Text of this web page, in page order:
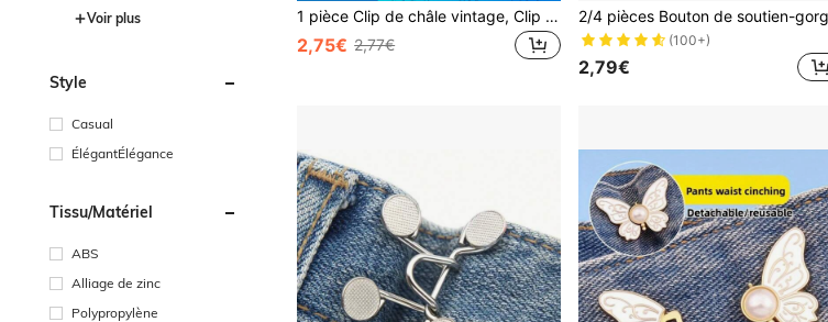
Voir plus
Style
Casual
ÉlégantÉlégance
Tissu/matériel
ABS
Alliage de zinc
Polypropylène
1 pièce Clip de châle vintage, Clip de col de cardigan rétro pour femmes, Broche de chemise robe
2,75€ 2,77€ (100+)
2,79€